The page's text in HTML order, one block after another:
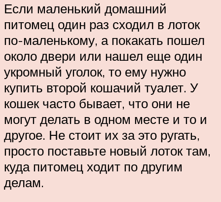
Если маленький домашний
питомец один раз сходил в лоток
по-маленькому, а покакать пошел
около двери или нашел еще один
укромный уголок, то ему нужно
купить второй кошачий туалет. У
кошек часто бывает, что они не
могут делать в одном месте и то и
другое. Не стоит их за это ругать,
просто поставьте новый лоток там,
куда питомец ходит по другим
делам.